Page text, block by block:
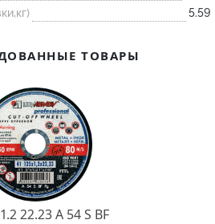
смесь
5.59
ТОВАРЫ
22.23 A 54 S BF